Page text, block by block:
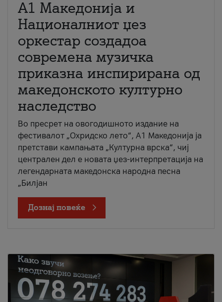
А1 Македонија и
Националниот џез
оркестар создадоа
современа музичка
приказна инспирирана од
македонското културно
наследство
Во пресрет на овогодишното издание на
фестивалот „Охридско лето“, А1 Македонија ја
претстави кампањата „Културна врска“, чиј
централен дел е новата џез-интерпретација на
легендарната македонска народна песна
„Билјан
Дознај повеќе